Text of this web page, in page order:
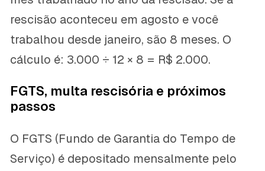
rescisão aconteceu em agosto e você
trabalhou desde janeiro, são 8 meses. O
cálculo é: 3.000 ÷ 12 × 8 = R$ 2.000.
FGTS, multa rescisória e próximos
passos
O FGTS (Fundo de Garantia do Tempo de
Serviço) é depositado mensalmente pelo